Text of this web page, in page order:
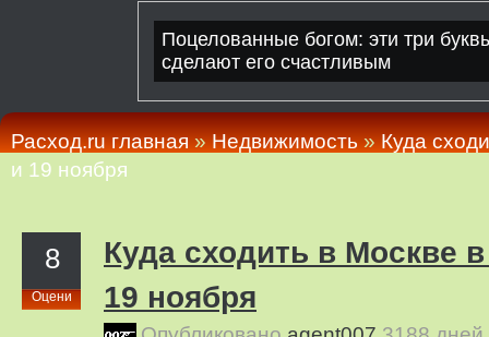
Расход.ru главная»Недвижимость»Куда
и 19 ноября
8
Оцени
Куда сходить в Москве
19 ноября